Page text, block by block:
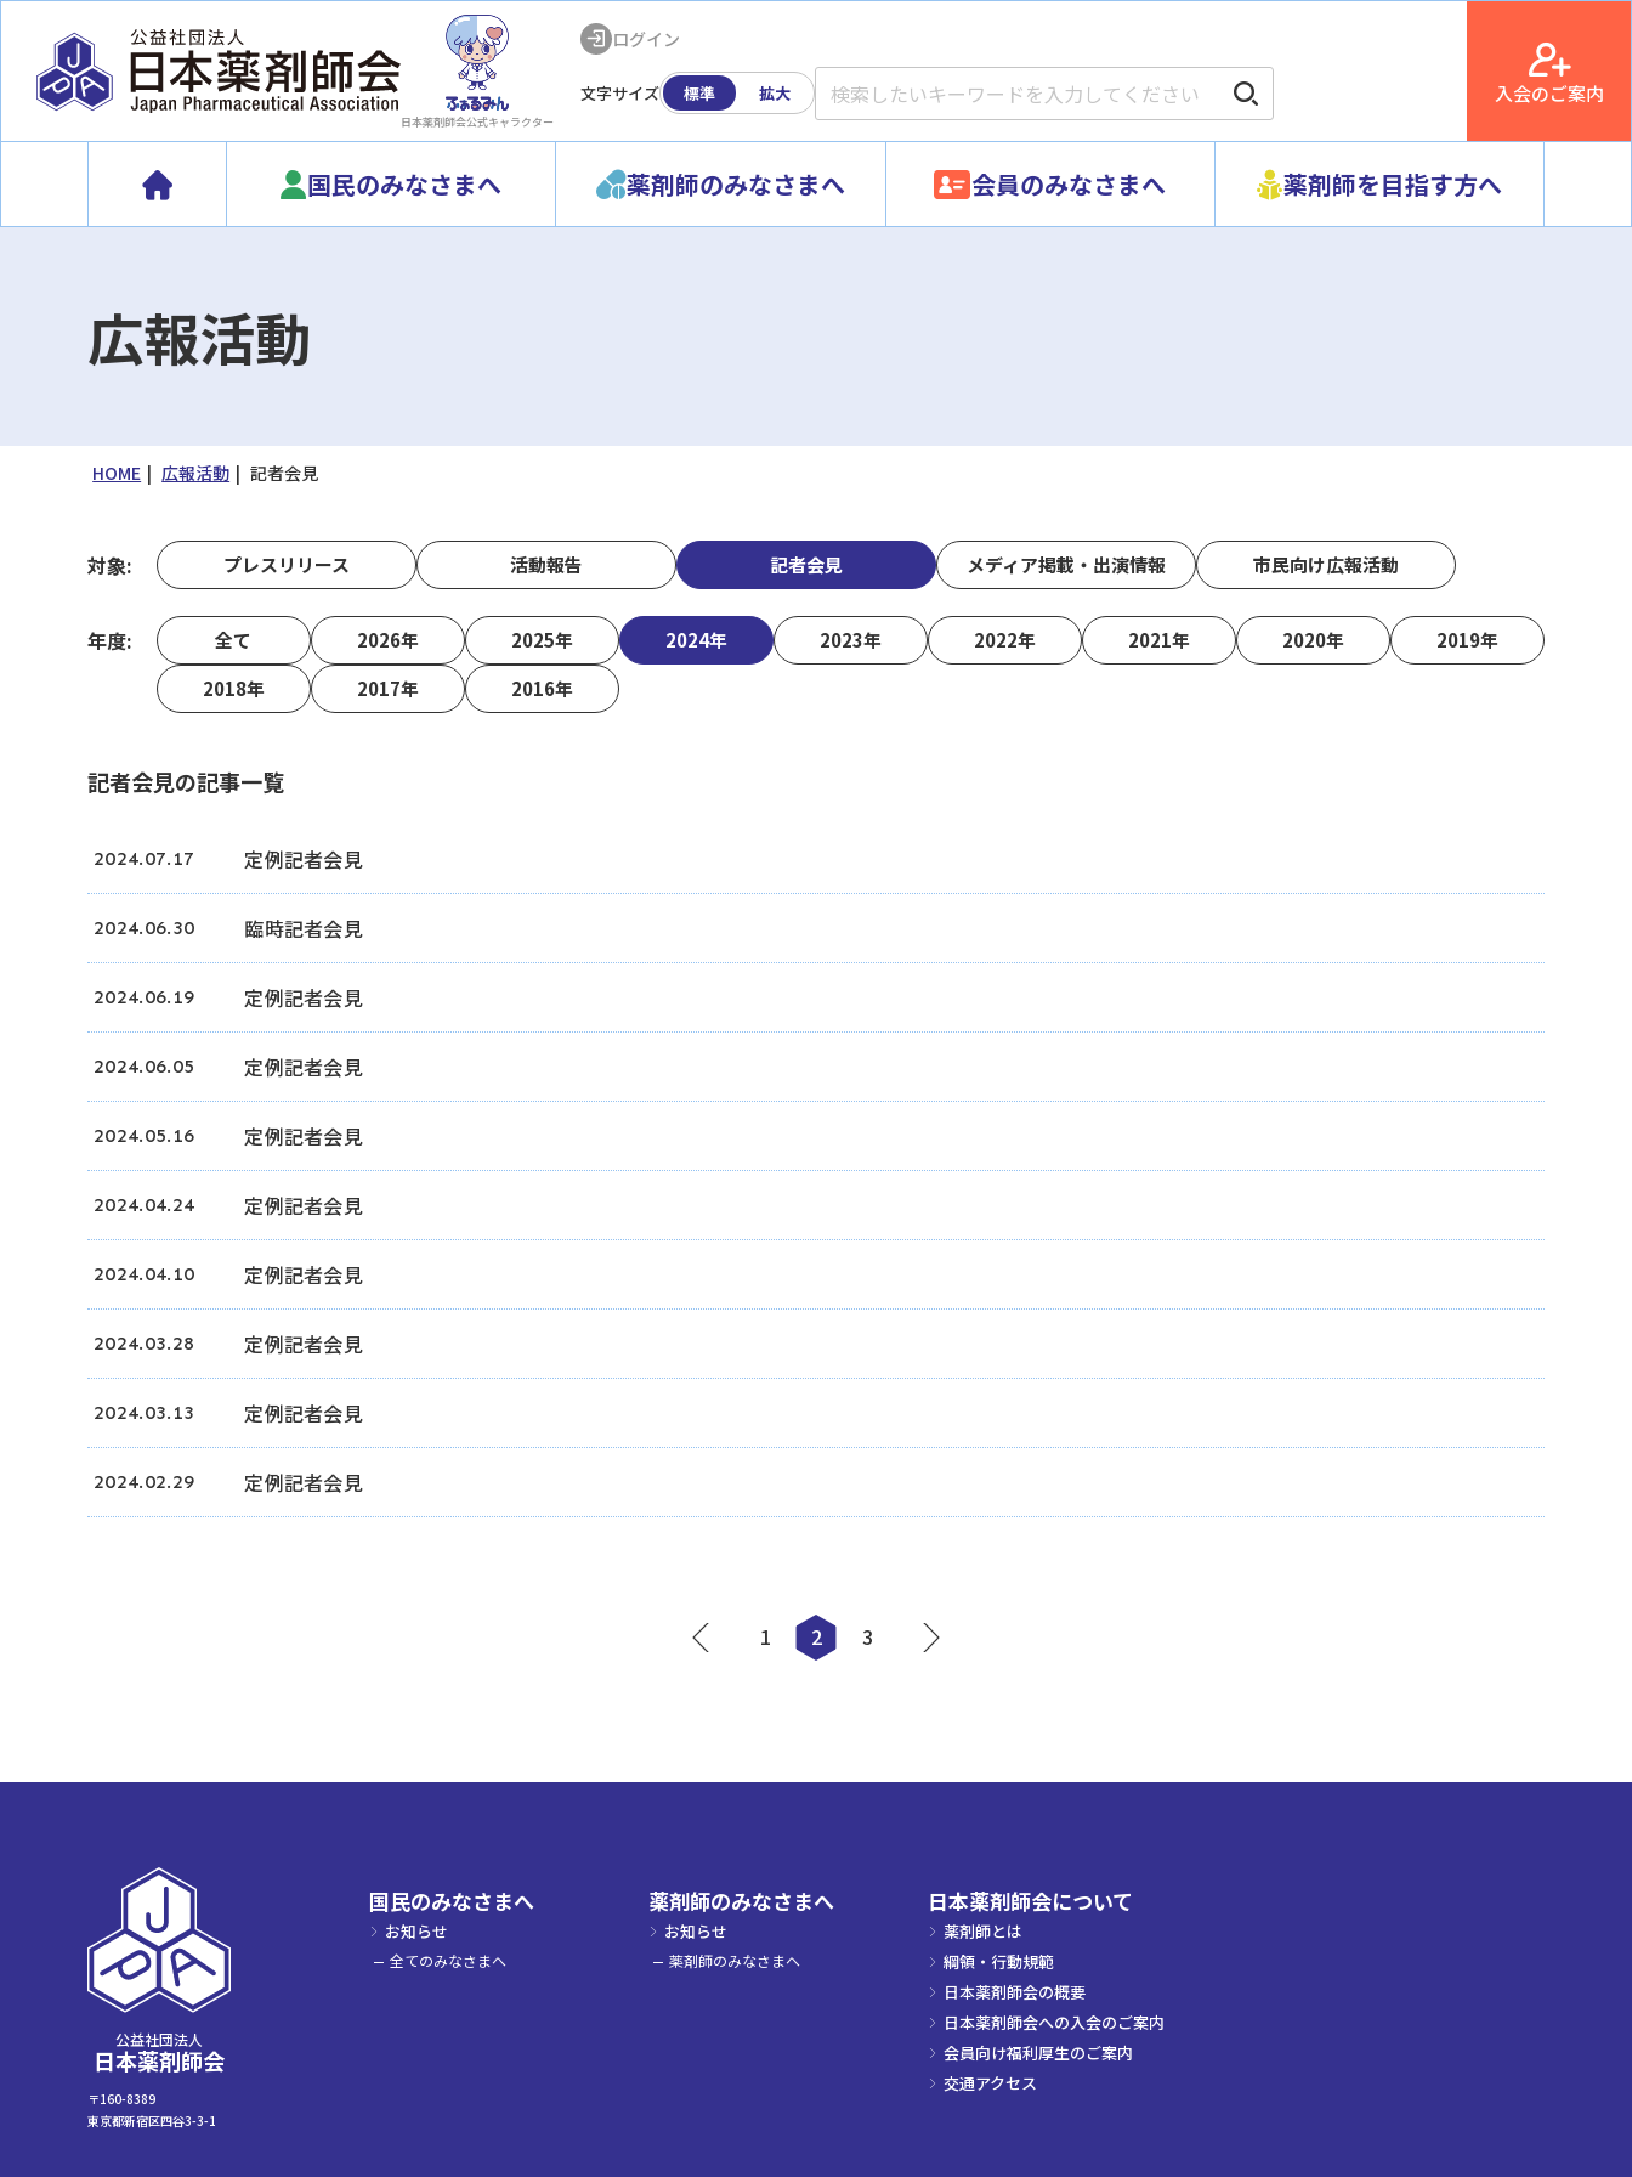
日本薬剤師会公式キャラクター
ログイン
文字サイズ 標準 拡大 入会のご案内
国民のみなさまへ 薬剤師のみなさまへ 会員のみなさまへ 薬剤師を目指す方へ
広報活動
HOME 広報活動 記者会見
対象 プレスリリース 活動報告 記者会見 メディア掲載・出演情報 市民向け広報活動
年度 全て 2026年 2025年 2024年 2023年 2022年 2021年 2020年
2019年
2018年
2017年 2016年
記者会見の記事一覧
2024.07.17 定例記者会見
2024.06.30 臨時記者会見
2024.06.19 定例記者会見
2024.06.05 定例記者会見
2024.05.16 定例記者会見
2024.04.24 定例記者会見
2024.04.10 定例記者会見
2024.03.28 定例記者会見
2024.03.13 定例記者会見
2024.02.29 定例記者会見
1 2 3
公益社団法人
日本薬剤師会
〒160-8389
東京都新宿区四谷3-3-1
国民のみなさまへ
お知らせ
全てのみなさまへ
薬剤師のみなさまへ
お知らせ
薬剤師のみなさまへ
日本薬剤師会について
薬剤師とは
綱領・行動規範
日本薬剤師会の概要
日本薬剤師会への入会のご案内
会員向け福利厚生のご案内
交通アクセス